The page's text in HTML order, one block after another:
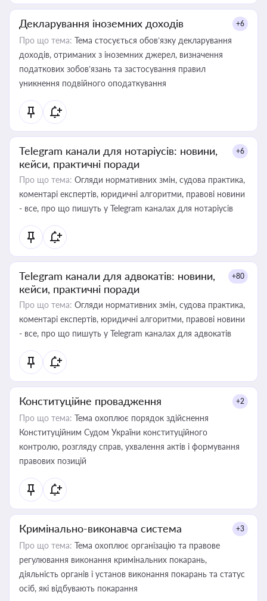
Декларування іноземних доходів +6
Про що тема: Тема стосується обов’язку декларування
доходів, отриманих з іноземних джерел, визначення
податкових зобов’язань та застосування правил
уникнення подвійного оподаткування
Telegram канали для нотаріусів: новини,
кейси, практичні поради
+6
Про що тема: Огляди нормативних змін, судова практика,
коментарі експертів, юридичні алгоритми, правові новини
- все, про що пишуть у Telegram каналах для нотаріусів
Telegram канали для адвокатів: новини,
кейси, практичні поради
+80
Про що тема: Огляди нормативних змін, судова практика,
коментарі експертів, юридичні алгоритми, правові новини
- все, про що пишуть у Telegram каналах для адвокатів
Конституційне провадження +2
Про що тема: Тема охоплює порядок здійснення
Конституційним Судом України конституційного
контролю, розгляду справ, ухвалення актів і формування
правових позицій
Кримінально-виконавча система +3
Про що тема: Тема охоплює організацію та правове
регулювання виконання кримінальних покарань,
діяльність органів і установ виконання покарань та статус
осіб, які відбувають покарання